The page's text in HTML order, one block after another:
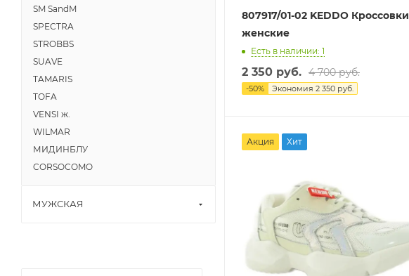
807917/01-02 KEDDO Кроссовки
женские
Есть в наличии: 1
2 350 руб. 4 700 руб.
-50% Экономия 2 350 руб.
Акция Хит
SM SandM
SPECTRA
STROBBS
SUAVE
TAMARIS
TOFA
VENSI ж.
WILMAR
МИДИНБЛУ
CORSOCOMO
МУЖСКАЯ